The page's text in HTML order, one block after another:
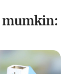
mumkin: